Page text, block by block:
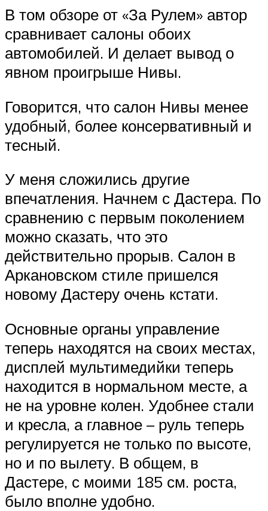
В том обзоре от «За Рулем» автор
сравнивает салоны обоих
автомобилей. И делает вывод о
явном проигрыше Нивы.
Говорится, что салон Нивы менее
удобный, более консервативный и
тесный.
У меня сложились другие
впечатления. Начнем с Дастера. По
сравнению с первым поколением
можно сказать, что это
действительно прорыв. Салон в
Аркановском стиле пришелся
новому Дастеру очень кстати.
Основные органы управление
теперь находятся на своих местах,
дисплей мультимедийки теперь
находится в нормальном месте, а
не на уровне колен. Удобнее стали
и кресла, а главное – руль теперь
регулируется не только по высоте,
но и по вылету. В общем, в
Дастере, с моими 185 см. роста,
было вполне удобно.